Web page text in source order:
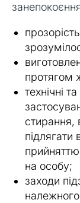
протягом
технічні
стирання,
на особу;
заходи
належного